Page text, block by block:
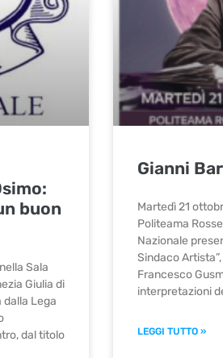
buon
Sala
Giulia di
dalla Lega
dal titolo
Gianni
Martedì 21
Politeama
Nazionale
Sindaco
Francesco
interpretazioni
LEGGI TUTTO »